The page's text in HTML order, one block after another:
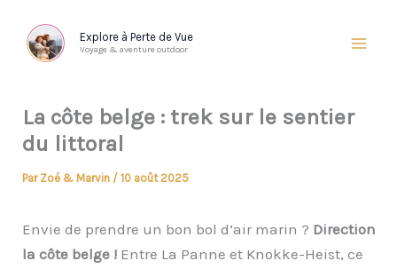
contenu
Explore à Perte de Vue
Voyage & aventure outdoor
La côte belge : trek sur le sentier
du littoral
Par Zoé & Marvin / 10 août 2025
Envie de prendre un bon bol d’air marin ? Direction
la côte belge ! Entre La Panne et Knokke-Heist, ce